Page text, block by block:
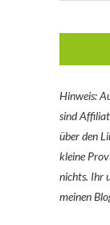
Hinweis:
sind
über den
kleine
nichts. Ihr
meinen